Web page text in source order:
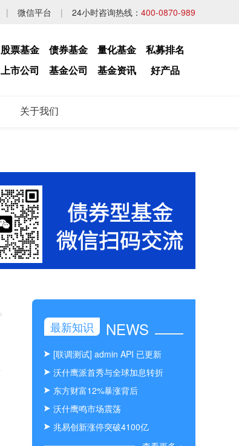
| 微信平台 | 24小时咨询热线： 400-0870-989
股票基金 债券基金 量化基金
私募排名
上市公司
基金公司 基金资讯 好产品
关于我们
最新知识 NEWS
[联调测试] admin API 已更新
沃什鹰派首秀与全球加息转折
东方财富12%暴涨背后
沃什鹰鸣市场震荡
兆易创新涨停突破4100亿